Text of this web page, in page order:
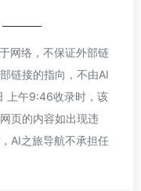
网络，不保证外部链
链接的指向，不由AI
上午9:46收录时，该
页的内容如出现违
AI之旅导航不承担任